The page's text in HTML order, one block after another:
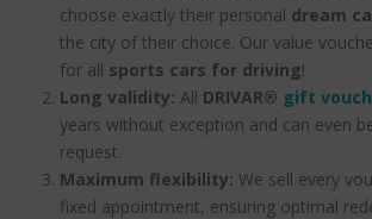
choose exactly their personal dream
the city of their choice. Our value
for all sports cars for driving!
Long validity: All DRIVAR® gift
years without exception and can even
request.
Maximum flexibility: We sell every
fixed appointment, ensuring optimal